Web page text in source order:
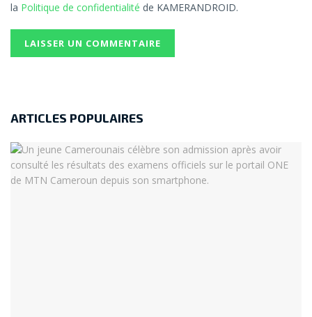
la Politique de confidentialité de KAMERANDROID.
ARTICLES POPULAIRES